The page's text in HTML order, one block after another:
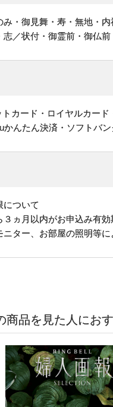
・御見舞・寿・無地・
／状付・御霊前・御仏前
カード・ロイヤルカー
かんたん決済・ソフトバ
について
ヵ月以内がお申込み有効
ター、お部屋の照明等
商品を見た人にお